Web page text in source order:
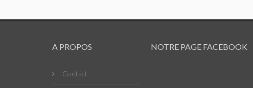
A PROPOS
Contact
NOTRE PAGE FACEBOOK